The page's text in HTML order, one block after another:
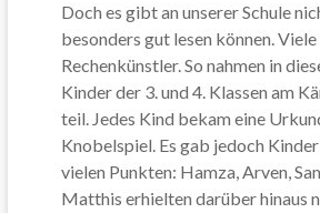
Doch es gibt an unserer Schule
besonders gut lesen können.
Rechenkünstler. So nahmen in
Kinder der 3. und 4. Klassen am
teil. Jedes Kind bekam eine
Knobelspiel. Es gab jedoch
vielen Punkten: Hamza, Arven,
Matthis erhielten darüber hinaus